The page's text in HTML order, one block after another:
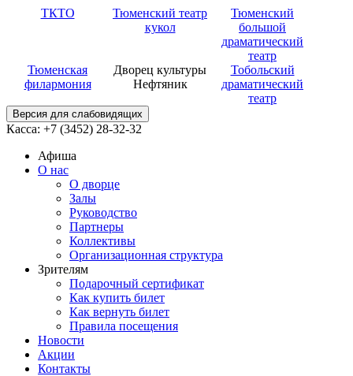
ТКТО
Тюменский театр
кукол
Тюменский
большой
драматический
театр
Тюменская
филармония
Дворец культуры
Нефтяник
Тобольский
драматический
театр
Версия для слабовидящих
Касса: +7 (3452) 28-32-32
Афиша
О нас
О дворце
Залы
Руководство
Партнеры
Коллективы
Организационная структура
Зрителям
Подарочный сертификат
Как купить билет
Как вернуть билет
Правила посещения
Новости
Акции
Контакты